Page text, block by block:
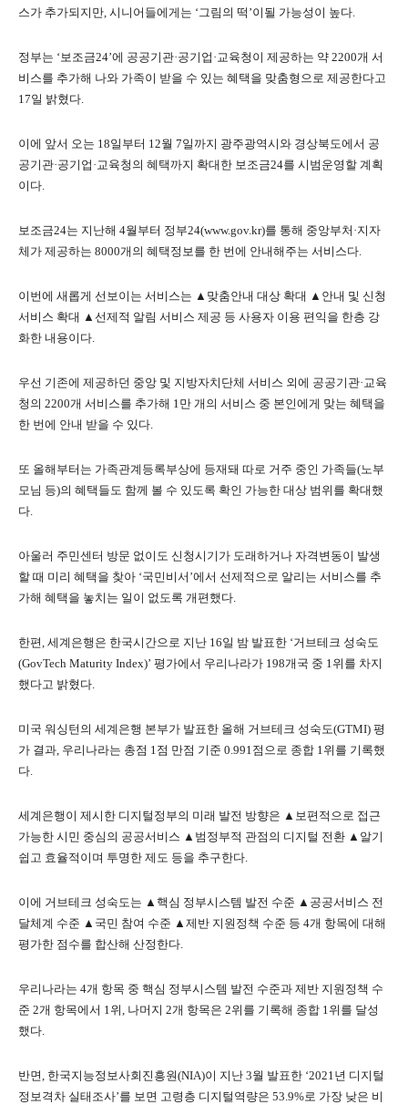
스가 추가되지만, 시니어들에게는 ‘그림의 떡’이될 가능성이 높다.
정부는 ‘보조금24’에 공공기관·공기업·교육청이 제공하는 약 2200개 서
비스를 추가해 나와 가족이 받을 수 있는 혜택을 맞춤형으로 제공한다고
17일 밝혔다.
이에 앞서 오는 18일부터 12월 7일까지 광주광역시와 경상북도에서 공
공기관·공기업·교육청의 혜택까지 확대한 보조금24를 시범운영할 계획
이다.
보조금24는 지난해 4월부터 정부24(www.gov.kr)를 통해 중앙부처·지자
체가 제공하는 8000개의 혜택정보를 한 번에 안내해주는 서비스다.
이번에 새롭게 선보이는 서비스는 ▲맞춤안내 대상 확대 ▲안내 및 신청
서비스 확대 ▲선제적 알림 서비스 제공 등 사용자 이용 편익을 한층 강
화한 내용이다.
우선 기존에 제공하던 중앙 및 지방자치단체 서비스 외에 공공기관·교육
청의 2200개 서비스를 추가해 1만 개의 서비스 중 본인에게 맞는 혜택을
한 번에 안내 받을 수 있다.
또 올해부터는 가족관계등록부상에 등재돼 따로 거주 중인 가족들(노부
모님 등)의 혜택들도 함께 볼 수 있도록 확인 가능한 대상 범위를 확대했
다.
아울러 주민센터 방문 없이도 신청시기가 도래하거나 자격변동이 발생
할 때 미리 혜택을 찾아 ‘국민비서’에서 선제적으로 알리는 서비스를 추
가해 혜택을 놓치는 일이 없도록 개편했다.
한편, 세계은행은 한국시간으로 지난 16일 밤 발표한 ‘거브테크 성숙도
(GovTech Maturity Index)’ 평가에서 우리나라가 198개국 중 1위를 차지
했다고 밝혔다.
미국 워싱턴의 세계은행 본부가 발표한 올해 거브테크 성숙도(GTMI) 평
가 결과, 우리나라는 총점 1점 만점 기준 0.991점으로 종합 1위를 기록했
다.
세계은행이 제시한 디지털정부의 미래 발전 방향은 ▲보편적으로 접근
가능한 시민 중심의 공공서비스 ▲범정부적 관점의 디지털 전환 ▲알기
쉽고 효율적이며 투명한 제도 등을 추구한다.
이에 거브테크 성숙도는 ▲핵심 정부시스템 발전 수준 ▲공공서비스 전
달체계 수준 ▲국민 참여 수준 ▲제반 지원정책 수준 등 4개 항목에 대해
평가한 점수를 합산해 산정한다.
우리나라는 4개 항목 중 핵심 정부시스템 발전 수준과 제반 지원정책 수
준 2개 항목에서 1위, 나머지 2개 항목은 2위를 기록해 종합 1위를 달성
했다.
반면, 한국지능정보사회진흥원(NIA)이 지난 3월 발표한 ‘2021년 디지털
정보격차 실태조사’를 보면 고령층 디지털역량은 53.9%로 가장 낮은 비